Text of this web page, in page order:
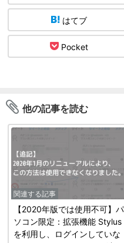
はてブ
Pocket
他の記事を読む
関連する記事
【2020年版では使用不可】パ
ソコン限定：拡張機能 Stylus
を利用し、ログインしていな